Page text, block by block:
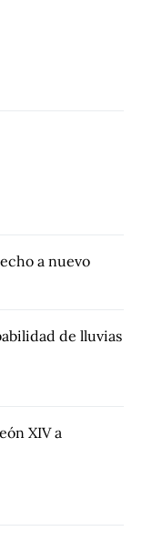
a nuevo
de lluvias
XIV a